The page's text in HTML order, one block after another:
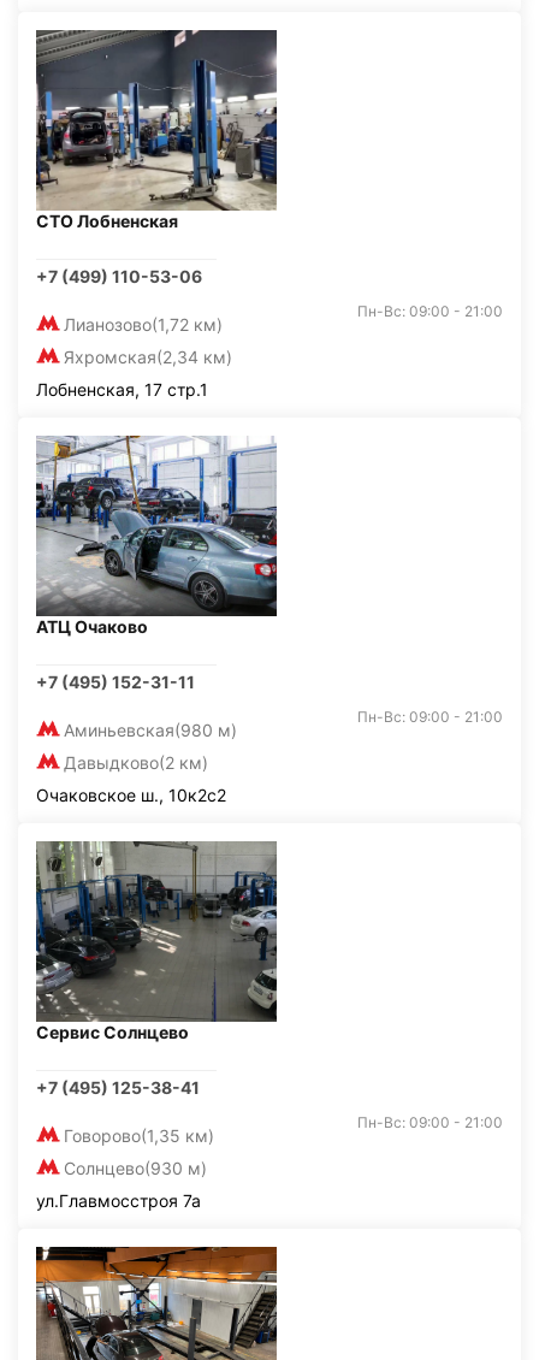
СТО Лобненская
+7 (499) 110-53-06
Лианозово(1,72 км)
Яхромская(2,34 км)
Пн-Вс: 09:00 - 21:00
Лобненская, 17 стр.1
АТЦ Очаково
+7 (495) 152-31-11
Аминьевская(980 м)
Давыдково(2 км)
Пн-Вс: 09:00 - 21:00
Очаковское ш., 10к2с2
Сервис Солнцево
+7 (495) 125-38-41
Говорово(1,35 км)
Солнцево(930 м)
Пн-Вс: 09:00 - 21:00
ул.Главмосстроя 7а